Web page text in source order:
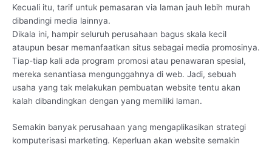
Kecuali itu, tarif untuk pemasaran via laman jauh lebih murah
dibandingi media lainnya.
Dikala ini, hampir seluruh perusahaan bagus skala kecil
ataupun besar memanfaatkan situs sebagai media promosinya.
Tiap-tiap kali ada program promosi atau penawaran spesial,
mereka senantiasa mengunggahnya di web. Jadi, sebuah
usaha yang tak melakukan pembuatan website tentu akan
kalah dibandingkan dengan yang memiliki laman.
Semakin banyak perusahaan yang mengaplikasikan strategi
komputerisasi marketing. Keperluan akan website semakin